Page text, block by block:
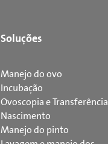
Soluções
Manejo do ovo
Incubação
Ovoscopia e Transferência
Nascimento
Manejo do pinto